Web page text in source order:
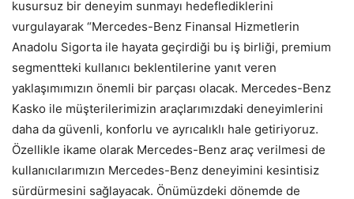
kusursuz bir deneyim sunmayı hedeflediklerini
vurgulayarak “Mercedes-Benz Finansal Hizmetlerin
Anadolu Sigorta ile hayata geçirdiği bu iş birliği, premium
segmentteki kullanıcı beklentilerine yanıt veren
yaklaşımımızın önemli bir parçası olacak. Mercedes-Benz
Kasko ile müşterilerimizin araçlarımızdaki deneyimlerini
daha da güvenli, konforlu ve ayrıcalıklı hale getiriyoruz.
Özellikle ikame olarak Mercedes-Benz araç verilmesi de
kullanıcılarımızın Mercedes-Benz deneyimini kesintisiz
sürdürmesini sağlayacak. Önümüzdeki dönemde de